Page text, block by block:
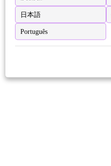
日本語
Português